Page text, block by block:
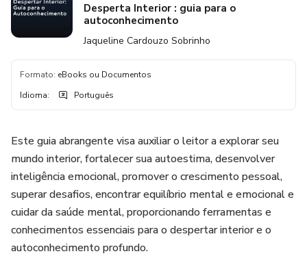
Desperta Interior : guia para o
autoconhecimento
Jaqueline Cardouzo Sobrinho
Formato: eBooks ou Documentos
Idioma: Português
Este guia abrangente visa auxiliar o leitor a explorar seu
mundo interior, fortalecer sua autoestima, desenvolver
inteligência emocional, promover o crescimento pessoal,
superar desafios, encontrar equilíbrio mental e emocional e
cuidar da saúde mental, proporcionando ferramentas e
conhecimentos essenciais para o despertar interior e o
autoconhecimento profundo.